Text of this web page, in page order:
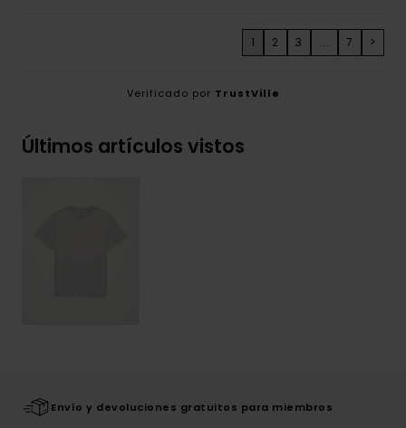
1 2 3 ... 7 >
Verificado por TrustVille
Últimos artículos vistos
Envío y devoluciones gratuitos para miembros